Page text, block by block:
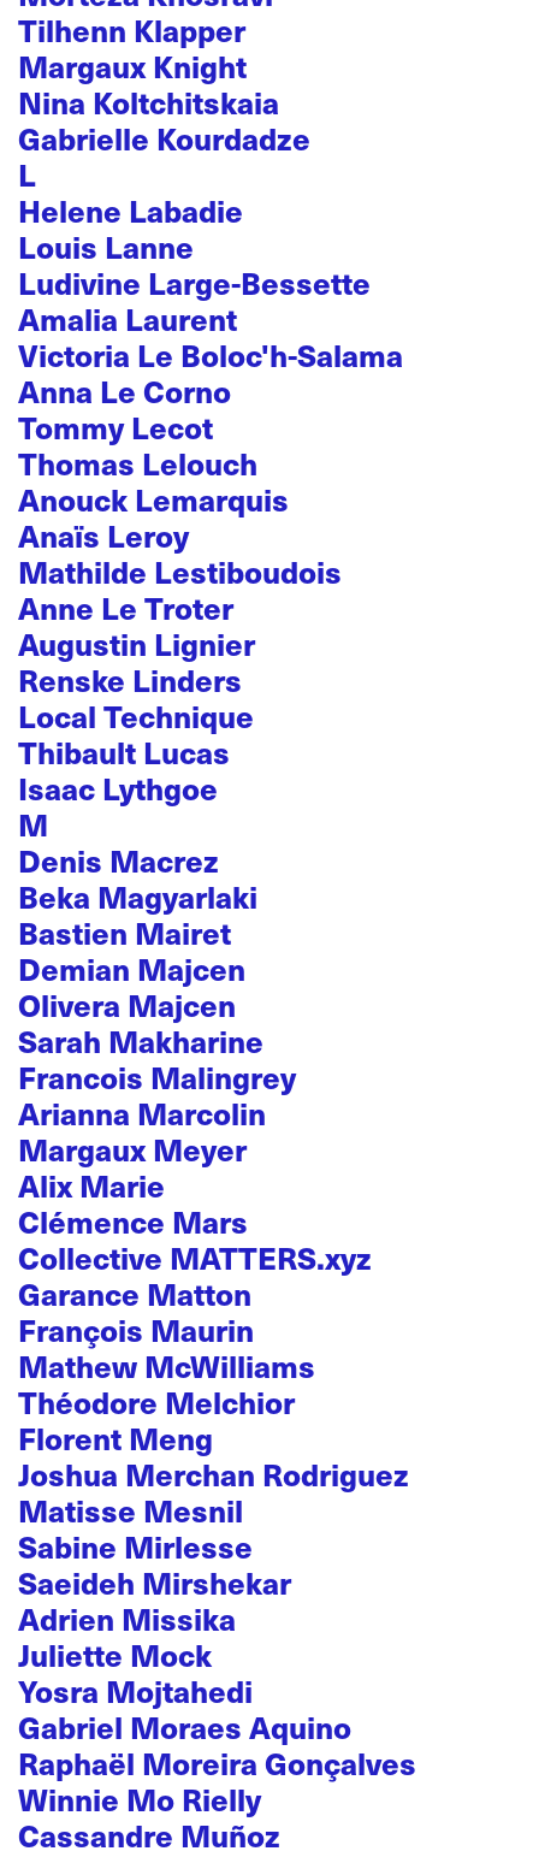
Tilhenn Klapper
Margaux Knight
Nina Koltchitskaia
Gabrielle Kourdadze
L
Helene Labadie
Louis Lanne
Ludivine Large-Bessette
Amalia Laurent
Victoria Le Boloc'h-Salama
Anna Le Corno
Tommy Lecot
Thomas Lelouch
Anouck Lemarquis
Anaïs Leroy
Mathilde Lestiboudois
Anne Le Troter
Augustin Lignier
Renske Linders
Local Technique
Thibault Lucas
Isaac Lythgoe
M
Denis Macrez
Beka Magyarlaki
Bastien Mairet
Demian Majcen
Olivera Majcen
Sarah Makharine
Francois Malingrey
Arianna Marcolin
Margaux Meyer
Alix Marie
Clémence Mars
Collective MATTERS.xyz
Garance Matton
François Maurin
Mathew McWilliams
Théodore Melchior
Florent Meng
Joshua Merchan Rodriguez
Matisse Mesnil
Sabine Mirlesse
Saeideh Mirshekar
Adrien Missika
Juliette Mock
Yosra Mojtahedi
Gabriel Moraes Aquino
Raphaël Moreira Gonçalves
Winnie Mo Rielly
Cassandre Muñoz